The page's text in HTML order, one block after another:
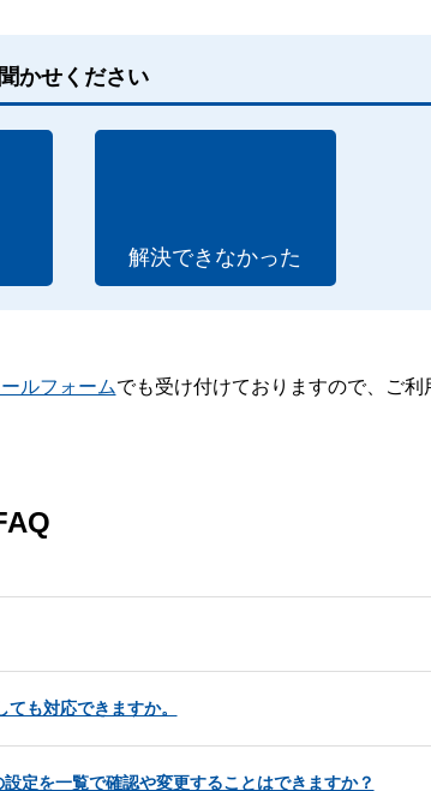
かせください
解決できなかった
ルフォームでも受け付けておりますので、ご利
も対応できますか。
定を一覧で確認や変更することはできますか？